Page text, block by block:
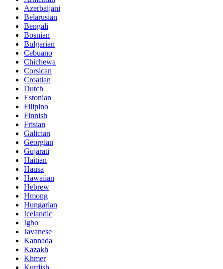
Azerbaijani
Belarusian
Bengali
Bosnian
Bulgarian
Cebuano
Chichewa
Corsican
Croatian
Dutch
Estonian
Filipino
Finnish
Frisian
Galician
Georgian
Gujarati
Haitian
Hausa
Hawaiian
Hebrew
Hmong
Hungarian
Icelandic
Igbo
Javanese
Kannada
Kazakh
Khmer